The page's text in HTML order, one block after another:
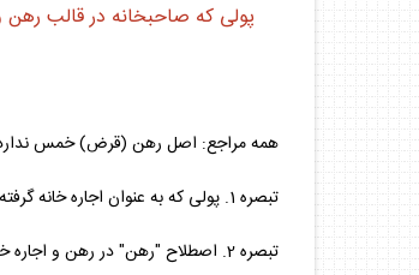
پولى كه صاحبخانه در قالب رهن
همه مراجع: اصل رهن (قرض) خمس
تبصره 1. پولى كه به عنوان اجاره خانه گرفته مى‏شود؛ چنانچه تا سر سال خمسى در نيازهاى زندگى هزينه نشود، به آن خمس تعلق مى‏گيرد.
تبصره 2. اصطلاح "رهن" در رهن و اجاره خانه غلط مشهور است، اصطلاح قرض و اجاره (اجاره به شرط قرض) صحيح است. از اين رو اصل قرض خمس ندارد.